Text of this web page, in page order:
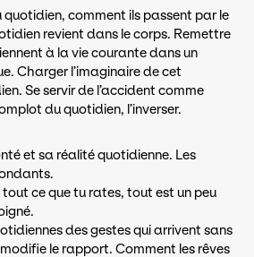
quotidien, comment ils passent par le
revient dans le corps. Remettre
à la vie courante dans un
Charger l’imaginaire de cet
Se servir de l’accident comme
du quotidien, l’inverser.
et sa réalité quotidienne. Les
tout ce que tu rates, tout est un peu
des gestes qui arrivent sans
le rapport. Comment les rêves